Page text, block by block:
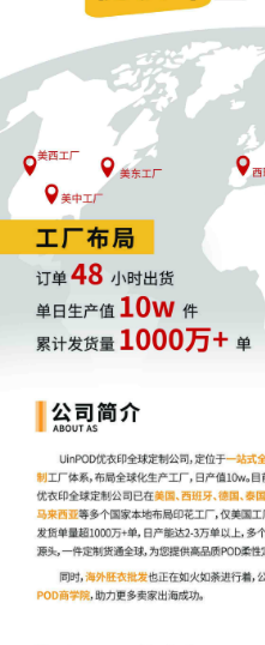
例如，最近在TikTok美区爆
的人造圣诞树，自8月份上线
布了与圣诞主题相关带货视频
在TikTok中大量充斥着红人的
直观呈现这款人造圣诞树的
的圣诞氛围。同时，红人还
得海外消费者一提到圣诞，